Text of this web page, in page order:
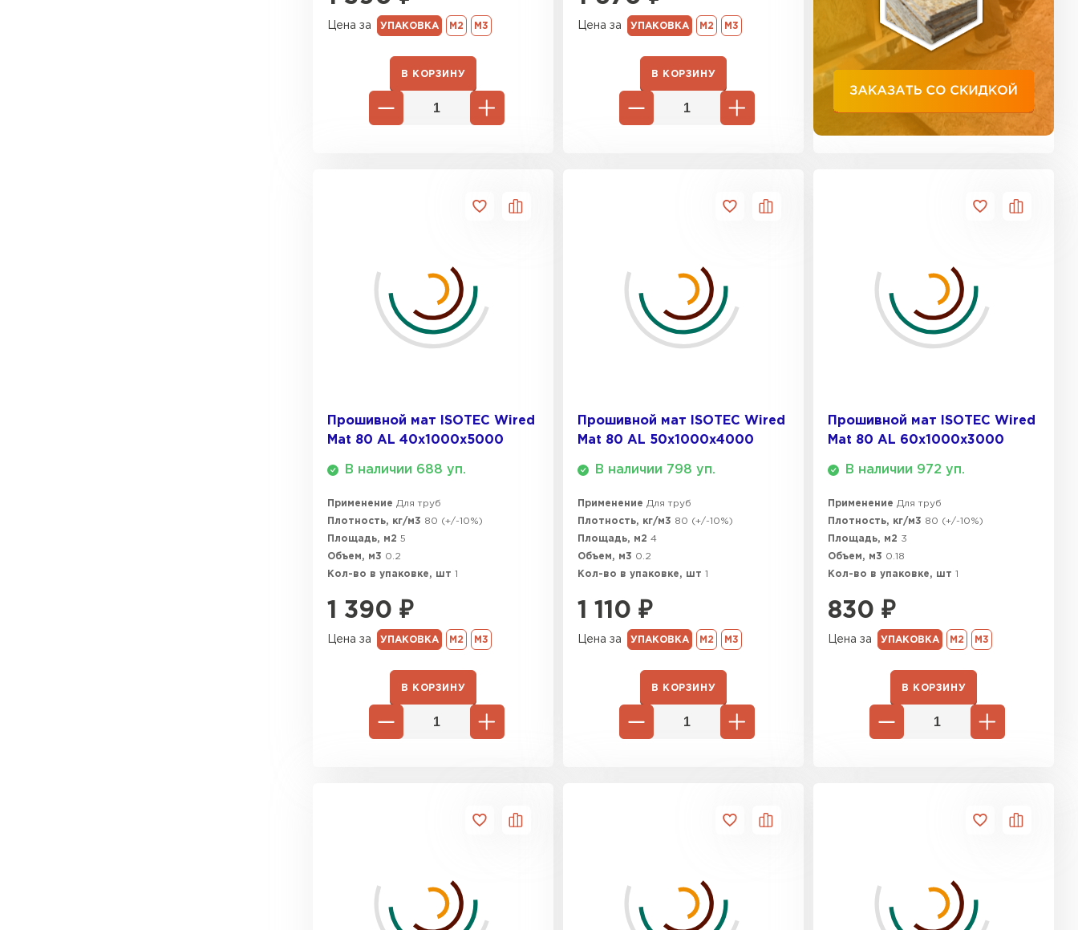
Цена за УПАКОВКА М2 М3
В КОРЗИНУ
Цена за УПАКОВКА М2 М3
В КОРЗИНУ
Прошивной мат ISOTEC Wired
Mat 80 AL 40х1000х5000
В наличии 688 уп.
Применение Для труб
Плотность, кг/м3 80 (+/-10%)
Площадь, м2 5
Объем, м3 0.2
Кол-во в упаковке, шт 1
1 390 ₽
Цена за УПАКОВКА М2 М3
В КОРЗИНУ
Прошивной мат ISOTEC Wired
Mat 80 AL 50х1000х4000
В наличии 798 уп.
Применение Для труб
Плотность, кг/м3 80 (+/-10%)
Площадь, м2 4
Объем, м3 0.2
Кол-во в упаковке, шт 1
1 110 ₽
Цена за УПАКОВКА М2 М3
В КОРЗИНУ
Прошивной мат ISOTEC Wired
Mat 80 AL 60х1000х3000
В наличии 972 уп.
Применение Для труб
Плотность, кг/м3 80 (+/-10%)
Площадь, м2 3
Объем, м3 0.18
Кол-во в упаковке, шт 1
830 ₽
Цена за УПАКОВКА М2 М3
В КОРЗИНУ
ПЕРЕЙТИ
Утеплитель Basfiber
Рулонная кровля Брит
Утеплитель Isoroc
ПЕРЕЙТИ
Утеплитель Paroc
ПЕРЕЙТИ
Утеплитель Rockwool
Утеплитель Ursa
ПЕРЕЙТИ